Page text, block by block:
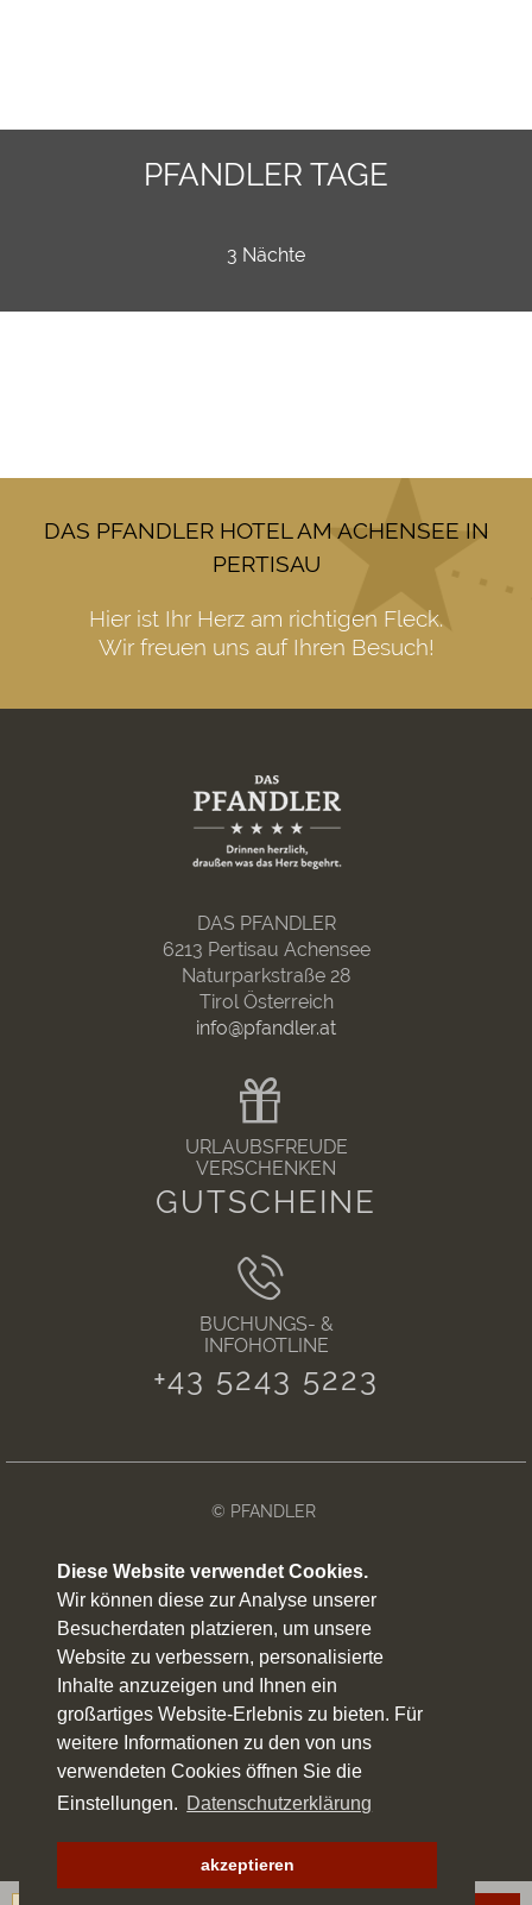
Diese Website verwendet Cookies.
Wir können diese zur Analyse unserer
Besucherdaten platzieren, um unsere
Website zu verbessern, personalisierte
Inhalte anzuzeigen und Ihnen ein
großartiges Website-Erlebnis zu bieten. Für
weitere Informationen zu den von uns
verwendeten Cookies öffnen Sie die
Einstellungen. Datenschutzerklärung
akzeptieren
PFANDLER TAGE
3 Nächte
DAS PFANDLER HOTEL AM ACHENSEE IN
PERTISAU
Hier ist Ihr Herz am richtigen Fleck.
Wir freuen uns auf Ihren Besuch!
DAS PFANDLER
6213 Pertisau Achensee
Naturparkstraße 28
Tirol Österreich
info@pfandler.at
URLAUBSFREUDE
VERSCHENKEN
GUTSCHEINE
BUCHUNGS- &
INFOHOTLINE
+43 5243 5223
© PFANDLER
IMPRESSUM
DATENSCHUTZERKLÄRUNG
WETTER
SITEMAP
ANREISE
NEWSLETTER
websLINE